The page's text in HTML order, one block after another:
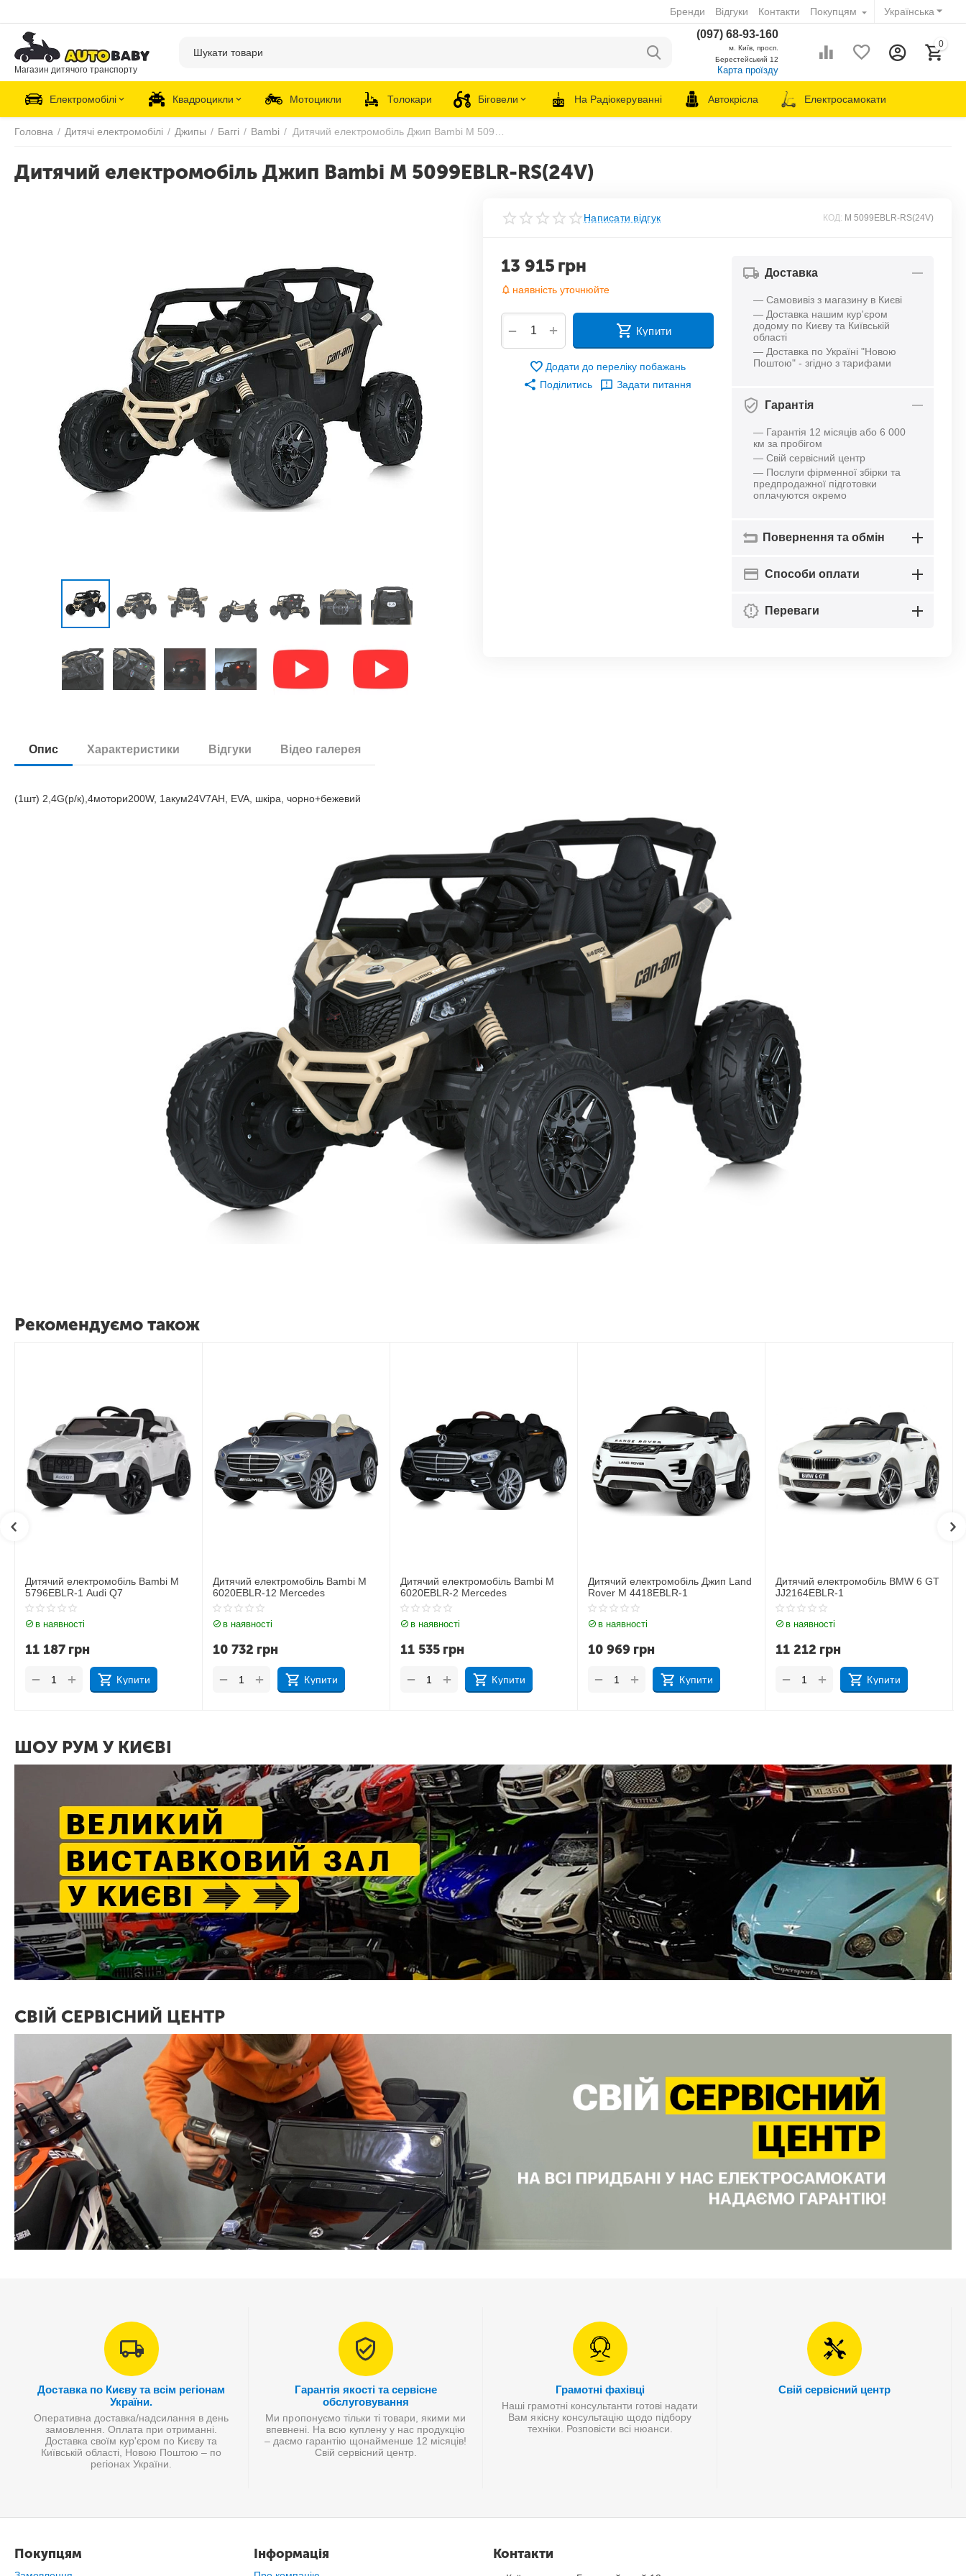
Українська
Бренди Відгуки Контакти Покупцям
Магазин дитячого транспорту
(097) 68-93-160
м. Київ, просп.
Берестейський 12
Карта проїзду
0
Електромобілі Квадроцикли Мотоцикли Толокари Біговели На Радіокеруванні Автокрісла Електросамокати
Головна / Дитячі електромобілі / Джипы / Баггі / Bambi /
Дитячий електромобіль Джип Bambi M 5099EBLR-RS(24V)
Написати відгук КОД: M 5099EBLR-RS(24V)
13 915 грн
наявність уточнюйте
+
− Купити
Додати до переліку побажань
Поділитись
Задати питання
Доставка
— Самовивіз з магазину в Києві
— Доставка нашим кур'єром
додому по Києву та Київській
області
— Доставка по Україні "Новою
Поштою" - згідно з тарифами
Гарантія
— Гарантія 12 місяців або 6 000
км за пробігом
— Свій сервісний центр
— Послуги фірменної збірки та
предпродажної підготовки
оплачуются окремо
Повернення та обмін
Способи оплати
Переваги
Опис Характеристики Відгуки Відео галерея
(1шт) 2,4G(р/к),4мотори200W, 1акум24V7AH, EVA, шкiра, чорно+бежевий
Рекомендуємо також
Дитячий електромобіль Bambi M
6020EBLR-12 Mercedes
в наявності
10 732 грн
Купити
+
−
Дитячий електромобіль Bambi M
6020EBLR-2 Mercedes
в наявності
11 535 грн
Купити
+
−
Дитячий електромобіль Джип Land
Rover M 4418EBLR-1
в наявності
10 969 грн
Купити
+
−
Дитячий електромобіль BMW 6 GT
JJ2164EBLR-1
в наявності
11 212 грн
Купити
+
−
Дитячий електромобіль Джип BMW
X6M JJ2199EBLR-1
в наявності
17 183 грн
Купити
+
−
ШОУ РУМ У КИЄВІ
СВІЙ СЕРВІСНИЙ ЦЕНТР
Доставка по Києву та всім регіонам
України.
Оперативна доставка/надсилання в день
замовлення. Оплата при отриманні.
Доставка своїм кур'єром по Києву та
Київській області, Новою Поштою – по
регіонах України.
Гарантія якості та сервісне
обслуговування
Ми пропонуємо тільки ті товари, якими ми
впевнені. На всю куплену у нас продукцію
– даємо гарантію щонайменше 12 місяців!
Свій сервісний центр.
Грамотні фахівці
Наші грамотні консультанти готові надати
Вам якісну консультацію щодо підбору
техніки. Розповісти всі нюанси.
Свій сервісний центр
Покупцям Інформація Контакти